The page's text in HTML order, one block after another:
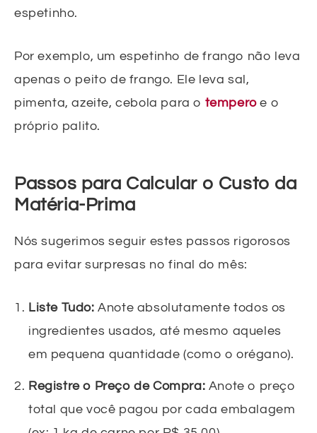
espetinho.
Por exemplo, um espetinho de frango não leva
apenas o peito de frango. Ele leva sal,
pimenta, azeite, cebola para o temperoe o
próprio palito.
Passos para Calcular o Custo da
Matéria-Prima
Nós sugerimos seguir estes passos rigorosos
para evitar surpresas no final do mês:
Liste Tudo: Anote absolutamente todos os
ingredientes usados, até mesmo aqueles
em pequena quantidade (como o orégano).
Registre o Preço de Compra: Anote o preço
total que você pagou por cada embalagem